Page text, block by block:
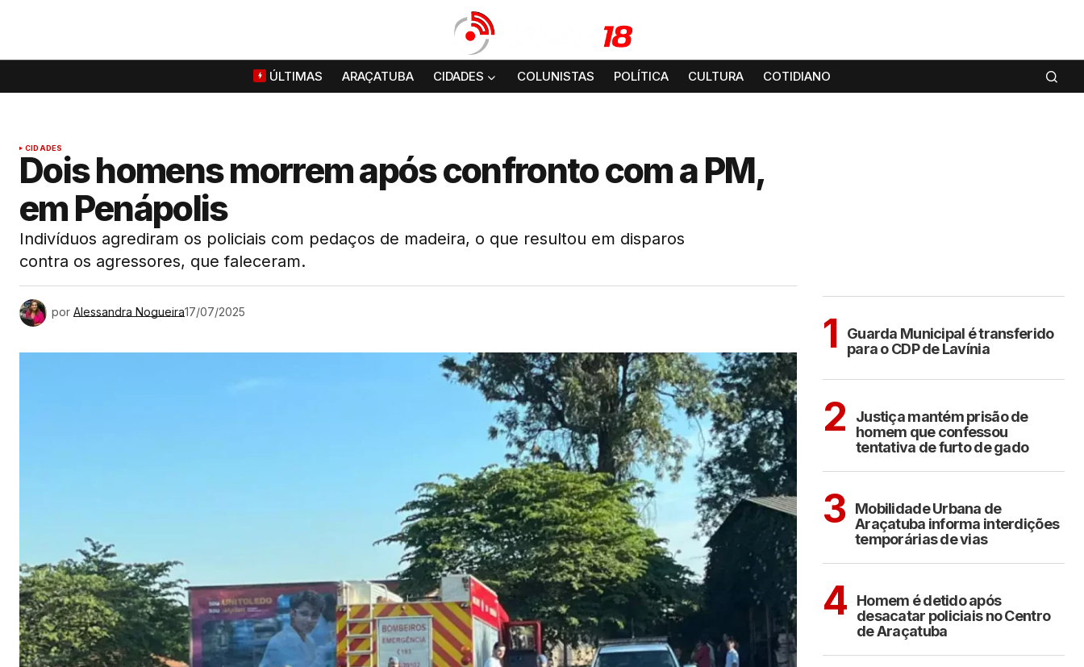
ÚLTIMAS ARAÇATUBA CIDADES COLUNISTAS POLÍTICA CULTURA COTIDIANO
CIDADES
Dois homens morrem após confronto com a PM,
em Penápolis
Indivíduos agrediram os policiais com pedaços de madeira, o que resultou em disparos
contra os agressores, que faleceram.
por Alessandra Nogueira17/07/2025 1
Guarda Municipal é transferido
para o CDP de Lavínia
2
Justiça mantém prisão de
homem que confessou
tentativa de furto de gado
3 Mobilidade Urbana de
Araçatuba informa interdições
temporárias de vias
4
Homem é detido após
desacatar policiais no Centro
de Araçatuba